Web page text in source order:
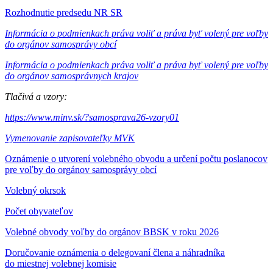
Rozhodnutie predsedu NR SR
Informácia o podmienkach práva voliť a práva byť volený pre voľby
do orgánov samosprávy obcí
Informácia o podmienkach práva voliť a práva byť volený pre voľby
do orgánov samosprávnych krajov
Tlačivá a vzory:
https://www.minv.sk/?samosprava26-vzory01
Vymenovanie zapisovateľky MVK
Oznámenie o utvorení volebného obvodu a určení počtu poslanocov
pre voľby do orgánov samosprávy obcí
Volebný okrsok
Počet obyvateľov
Volebné obvody voľby do orgánov BBSK v roku 2026
Doručovanie oznámenia o delegovaní člena a náhradníka
do miestnej volebnej komisie